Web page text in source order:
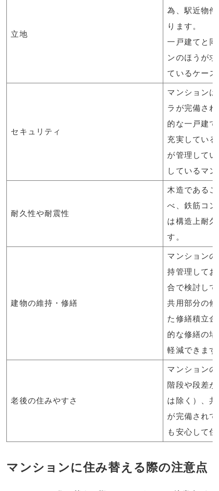
立地
為、駅近物
ります。
一戸建てと
ンのほうが
ているケー
セキュリティ
マンション
ラが完備さ
的な一戸建
充実してい
が管理して
しているマ
耐久性や耐震性
木造である
べ、鉄筋コ
は構造上耐
す。
建物の維持・修繕
マンション
持管理して
合で検討し
共用部分の
た修繕積立
的な修繕の
軽減できます
老後の住みやすさ
マンション
階段や段差
は除く）、
が完備され
も安心して
マンションに住み替える際の注意点